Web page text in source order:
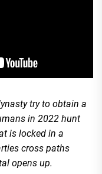
try to obtain a
in 2022 hunt
is locked in a
cross paths
opens up.